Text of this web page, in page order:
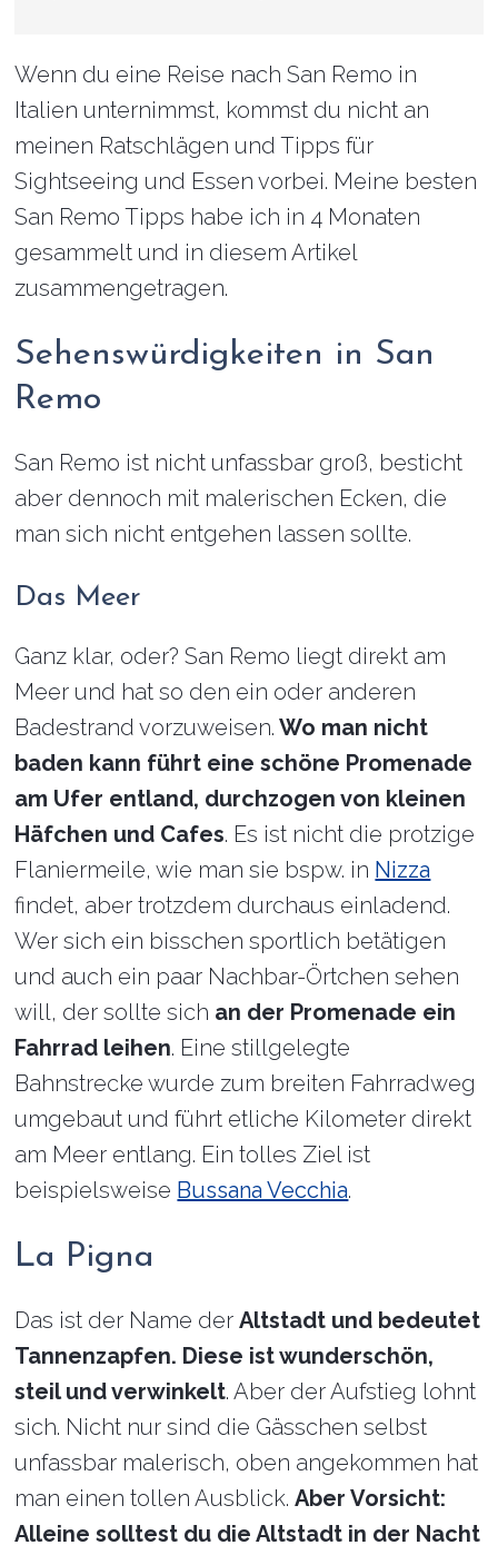
Wenn du eine Reise nach San Remo in
Italien unternimmst, kommst du nicht an
meinen Ratschlägen und Tipps für
Sightseeing und Essen vorbei. Meine besten
San Remo Tipps habe ich in 4 Monaten
gesammelt und in diesem Artikel
zusammengetragen.
Sehenswürdigkeiten in San
Remo
San Remo ist nicht unfassbar groß, besticht
aber dennoch mit malerischen Ecken, die
man sich nicht entgehen lassen sollte.
Das Meer
Ganz klar, oder? San Remo liegt direkt am
Meer und hat so den ein oder anderen
Badestrand vorzuweisen. Wo man nicht
baden kann führt eine schöne Promenade
am Ufer entland, durchzogen von kleinen
Häfchen und Cafes. Es ist nicht die protzige
Flaniermeile, wie man sie bspw. in Nizza
findet, aber trotzdem durchaus einladend.
Wer sich ein bisschen sportlich betätigen
und auch ein paar Nachbar-Örtchen sehen
will, der sollte sich an der Promenade ein
Fahrrad leihen. Eine stillgelegte
Bahnstrecke wurde zum breiten Fahrradweg
umgebaut und führt etliche Kilometer direkt
am Meer entlang. Ein tolles Ziel ist
beispielsweise Bussana Vecchia.
La Pigna
Das ist der Name derAltstadt und bedeutet
Tannenzapfen. Diese ist wunderschön,
steil und verwinkelt. Aber der Aufstieg lohnt
sich. Nicht nur sind die Gässchen selbst
unfassbar malerisch, oben angekommen hat
man einen tollen Ausblick.Aber Vorsicht:
Alleine solltest du die Altstadt in der Nacht